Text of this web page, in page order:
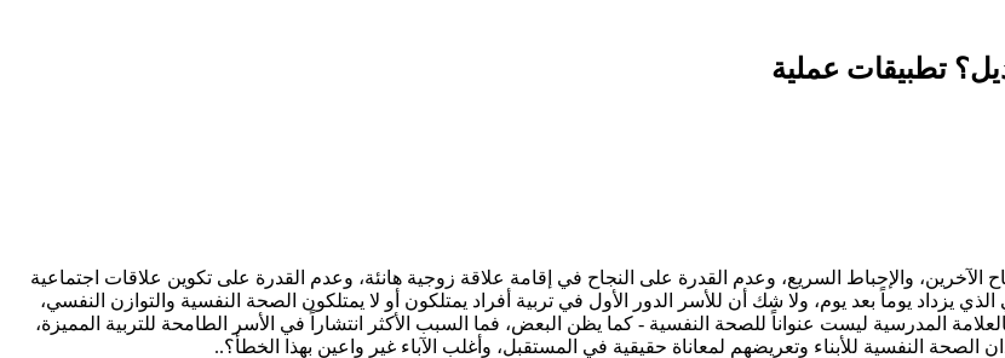
تطبيقات عملية
الآخرين، والإحباط السريع، وعدم القدرة على النجاح في إقامة علاقة زوجية هانئة، وعدم القدرة على تكوين علاقات اجتماعية
يزداد يوماً بعد يوم، ولا شك أن للأسر الدور الأول في تربية أفراد يمتلكون أو لا يمتلكون الصحة النفسية والتوازن النفسي،
المدرسية ليست عنواناً للصحة النفسية - كما يظن البعض، فما السبب الأكثر انتشاراً في الأسر الطامحة للتربية المميزة،
الصحة النفسية للأبناء وتعريضهم لمعاناة حقيقية في المستقبل، وأغلب الآباء غير واعين بهذا الخطأ؟..